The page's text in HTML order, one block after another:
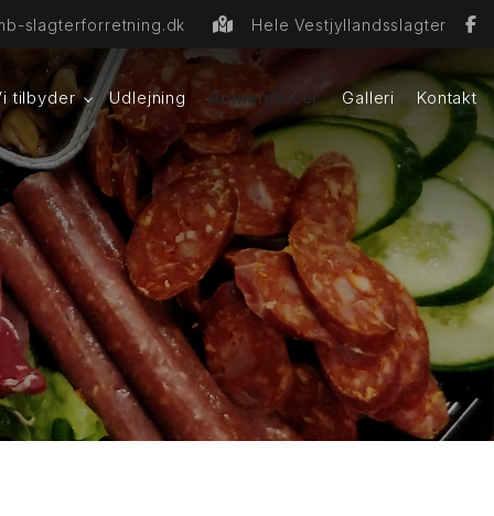
slagterforretning.dk Hele Vestjyllandsslagter
tilbyder Udlejning Anmeldelser Galleri Kontakt